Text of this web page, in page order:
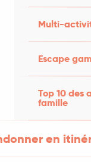
Multi-
Escape
Top 10 des
famille
en